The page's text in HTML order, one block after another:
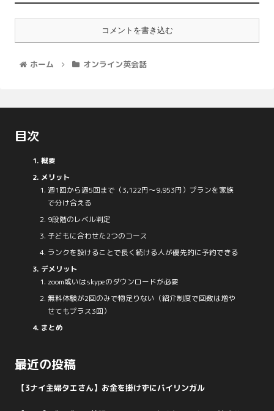
コメントを書き込む
ホーム オンライン英会話
目次
概要
メリット
週1回から週5回まで（3,122円～9,953円）プランを家族
で分け合える
9段階のレベル判定
子どもに合わせた2つのコース
ランクを設けることで長く続ける人が優先的に予約できる
デメリット
zoom或いはskypeのダウンロードが必要
無料体験が2回のみで物足りない（紹介制度で回数は増や
せてもプラス3回）
まとめ
最近の投稿
【3ナイ主婦タエさん】お金を掛けずにバイリンガル